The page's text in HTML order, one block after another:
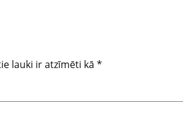
lauki ir atzīmēti kā *